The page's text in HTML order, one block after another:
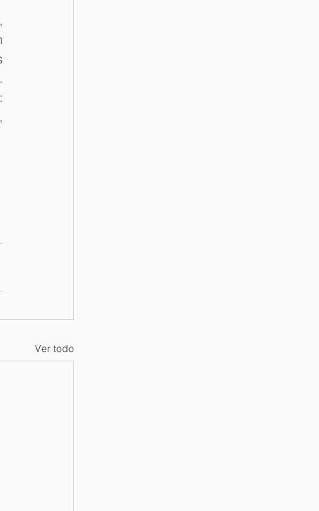
Ver todo